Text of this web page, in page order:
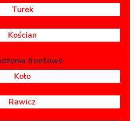
Turek
Kościan
frontowe
Koło
Rawicz